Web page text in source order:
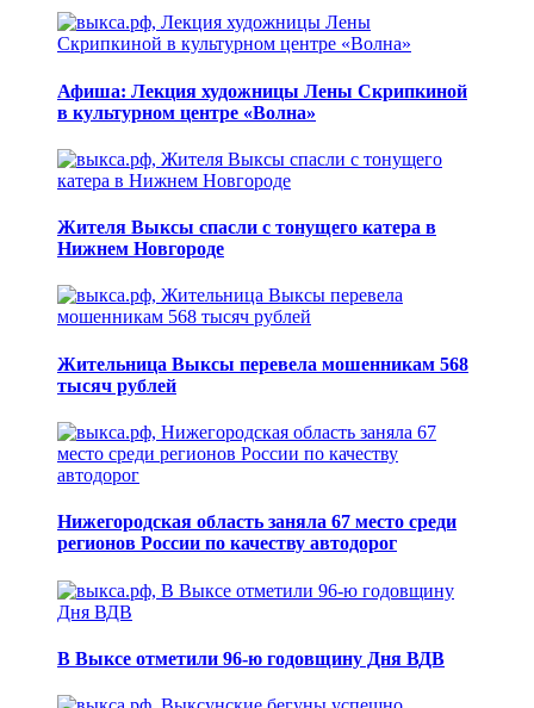
Афиша: Лекция художницы Лены Скрипкиной
в культурном центре «Волна»
Жителя Выксы спасли с тонущего катера в
Нижнем Новгороде
Жительница Выксы перевела мошенникам 568
тысяч рублей
Нижегородская область заняла 67 место среди
регионов России по качеству автодорог
В Выксе отметили 96-ю годовщину Дня ВДВ